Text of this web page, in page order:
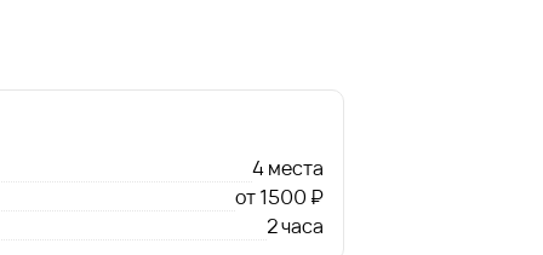
4 места
от 1500 ₽
2 часа